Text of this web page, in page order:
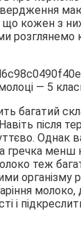
що кожен з
розглянемо
багатий
після
Однак
гречка менш
теж
організму
молоко,
і